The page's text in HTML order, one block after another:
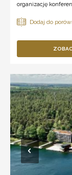
organizację